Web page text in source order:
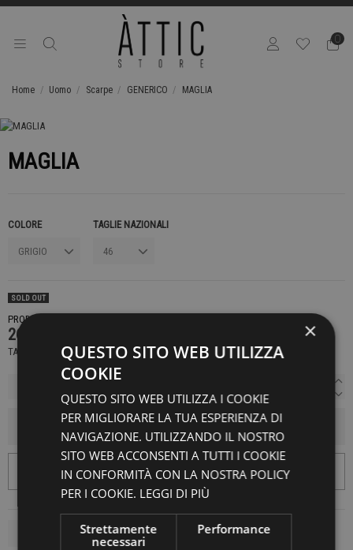
0
Home Uomo Scarpe GENERICO MAGLIA
MAGLIA
COLORE TAGLIE NAZIONALI
SOLD OUT
PRODOTTO NON DISPONIBILE CONTATTACI PER SAPERE DI PIÙ
269,00 €
TASSE INCLUSE
AGGIUNGI AL CARRELLO
×
QUESTO SITO WEB UTILIZZA
COOKIE
QUESTO SITO WEB UTILIZZA I COOKIE
PER MIGLIORARE LA TUA ESPERIENZA DI
NAVIGAZIONE. UTILIZZANDO IL NOSTRO
SITO WEB ACCONSENTI A TUTTI I COOKIE
IN CONFORMITÀ CON LA NOSTRA POLICY
PER I COOKIE. LEGGI DI PIÙ
Strettamente
necessari
Performance